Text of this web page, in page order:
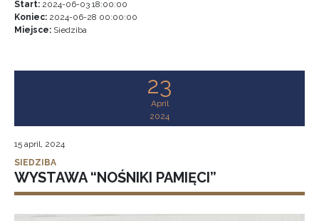
Start: 2024-06-03 18:00:00
Koniec: 2024-06-28 00:00:00
Miejsce: Siedziba
23
April
2024
15 april, 2024
SIEDZIBA
WYSTAWA “NOŚNIKI PAMIĘCI”